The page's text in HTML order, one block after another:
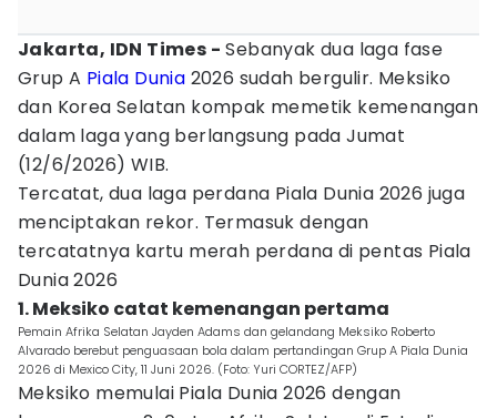
Jakarta, IDN Times - Sebanyak dua laga fase
Grup A Piala Dunia 2026 sudah bergulir. Meksiko
dan Korea Selatan kompak memetik kemenangan
dalam laga yang berlangsung pada Jumat
(12/6/2026) WIB.
Tercatat, dua laga perdana Piala Dunia 2026 juga
menciptakan rekor. Termasuk dengan
tercatatnya kartu merah perdana di pentas Piala
Dunia 2026
1. Meksiko catat kemenangan pertama
Pemain Afrika Selatan Jayden Adams dan gelandang Meksiko Roberto
Alvarado berebut penguasaan bola dalam pertandingan Grup A Piala Dunia
2026 di Mexico City, 11 Juni 2026. (Foto: Yuri CORTEZ/AFP)
Meksiko memulai Piala Dunia 2026 dengan